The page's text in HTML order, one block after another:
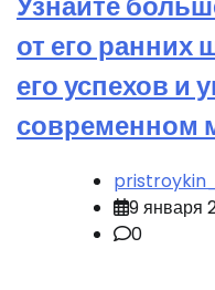
от его ранних
его успехов и
современном
pristroykin_
9 января
0